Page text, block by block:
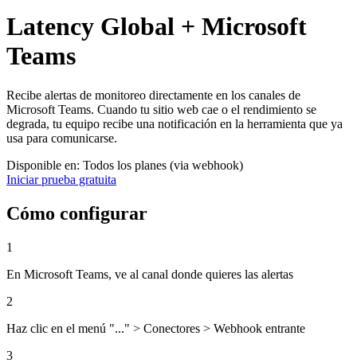
Latency Global + Microsoft
Teams
Recibe alertas de monitoreo directamente en los canales de
Microsoft Teams. Cuando tu sitio web cae o el rendimiento se
degrada, tu equipo recibe una notificación en la herramienta que ya
usa para comunicarse.
Disponible en: Todos los planes (via webhook)
Iniciar prueba gratuita
Cómo configurar
1
En Microsoft Teams, ve al canal donde quieres las alertas
2
Haz clic en el menú "..." > Conectores > Webhook entrante
3